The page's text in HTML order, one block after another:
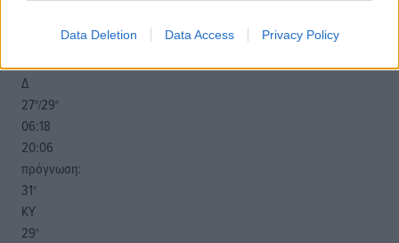
Data Deletion Data Access Privacy Policy
Δ
27°/29°
06:18
20:06
πρόγνωση:
31°
ΚΥ
29°